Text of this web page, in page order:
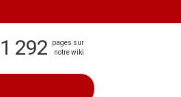
1 292
pages sur
notre wiki